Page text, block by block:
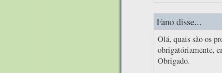
Fano disse...
Olá, quais são os
obrigatóriamente,
Obrigado.